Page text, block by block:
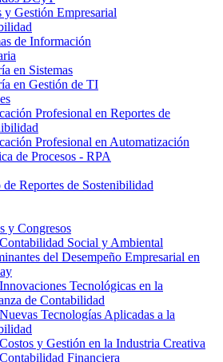
y Gestión Empresarial
de Información
en Sistemas
en Gestión de TI
Profesional en Reportes de
Profesional en Automatización
de Procesos - RPA
Reportes de Sostenibilidad
y Congresos
Social y Ambiental
del Desempeño Empresarial en
Tecnológicas en la
de Contabilidad
Tecnologías Aplicadas a la
y Gestión en la Industria Creativa
Financiera